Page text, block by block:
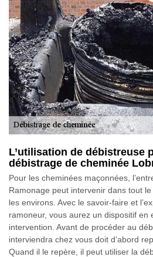
L’utilisation de débistreuse
débistrage de cheminée
Pour les cheminées maçonnées,
Ramonage peut intervenir dans tout
les environs. Avec le savoir-faire et
ramoneur, vous aurez un dispositif en
intervention. Avant de procéder au
interviendra chez vous doit d’abord
Quand il le repère, il peut utiliser la